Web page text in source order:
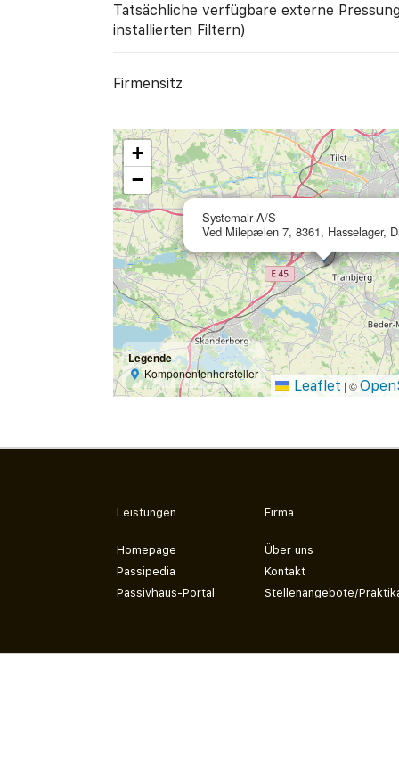
Tatsächliche verfügbare externe
installierten Filtern)
Firmensitz
Systemair A/S
Ved Milepælen 7, 8361, Hasselager,
+
−
Legende
Komponentenhersteller
Leaflet | ©
Leistungen
Homepage
Passipedia
Passivhaus-Portal
Firma
Über uns
Kontakt
Stellenangebote/